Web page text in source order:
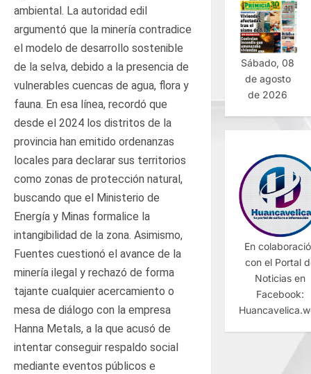
ambiental. La autoridad edil
argumentó que la minería contradice
el modelo de desarrollo sostenible
de la selva, debido a la presencia de
vulnerables cuencas de agua, flora y
fauna. En esa línea, recordó que
desde el 2024 los distritos de la
provincia han emitido ordenanzas
locales para declarar sus territorios
como zonas de protección natural,
buscando que el Ministerio de
Energía y Minas formalice la
intangibilidad de la zona. Asimismo,
Fuentes cuestionó el avance de la
minería ilegal y rechazó de forma
tajante cualquier acercamiento o
mesa de diálogo con la empresa
Hanna Metals, a la que acusó de
intentar conseguir respaldo social
mediante eventos públicos e
Sábado, 08
de agosto
de 2026
En
con el Portal
Noticias en
Facebook: